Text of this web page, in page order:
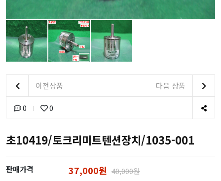
이전상품 다음 상품
0 0
초10419/토크리미트텐션장치/1035-001
판매가격 37,000원 40,000원